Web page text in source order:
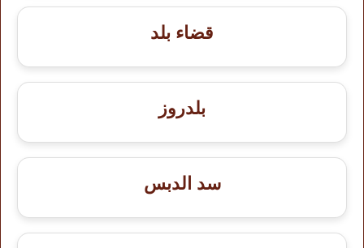
قضاء بلد
بلدروز
سد الدبس